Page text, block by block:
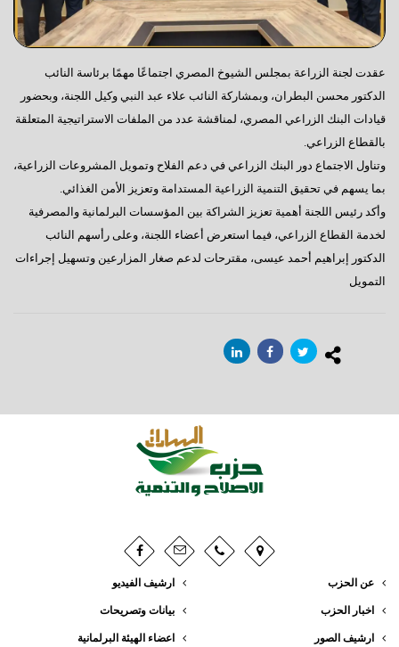
عقدت لجنة الزراعة بمجلس الشيوخ المصري اجتماعًا مهمًا برئاسة النائب
الدكتور محسن البطران، وبمشاركة النائب علاء عبد النبي وكيل اللجنة، وبحضور
قيادات البنك الزراعي المصري، لمناقشة عدد من الملفات الاستراتيجية المتعلقة
بالقطاع الزراعي.
وتناول الاجتماع دور البنك الزراعي في دعم الفلاح وتمويل المشروعات الزراعية،
بما يسهم في تحقيق التنمية الزراعية المستدامة وتعزيز الأمن الغذائي.
وأكد رئيس اللجنة أهمية تعزيز الشراكة بين المؤسسات البرلمانية والمصرفية
لخدمة القطاع الزراعي، فيما استعرض أعضاء اللجنة، وعلى رأسهم النائب
الدكتور إبراهيم أحمد عيسى، مقترحات لدعم صغار المزارعين وتسهيل إجراءات
التمويل
عن الحزب
اخبار الحزب
ارشيف الصور
ارشيف الفيديو
بيانات وتصريحات
اعضاء الهيئة البرلمانية